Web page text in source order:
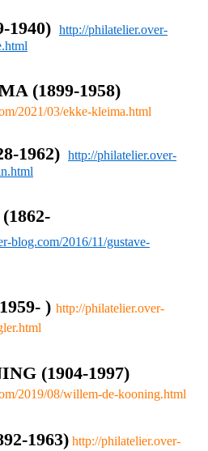
1940) http://philatelier.over-
(1899-1958)
2021/03/ekke-kleima.html
1962) http://philatelier.over-
blog.com/2016/11/gustave-
) http://philatelier.over-
(1904-1997)
2019/08/willem-de-kooning.html
1963) http://philatelier.over-